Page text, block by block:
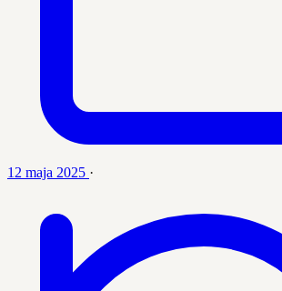
12 maja 2025 ·